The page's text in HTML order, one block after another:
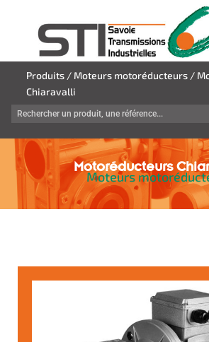
Produits/ Moteurs motoréducteurs/
Chiaravalli
Motoréducteurs
Moteurs